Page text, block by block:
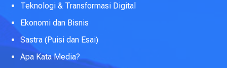
Teknologi & Transformasi Digital
Ekonomi dan Bisnis
Sastra (Puisi dan Esai)
Apa Kata Media?